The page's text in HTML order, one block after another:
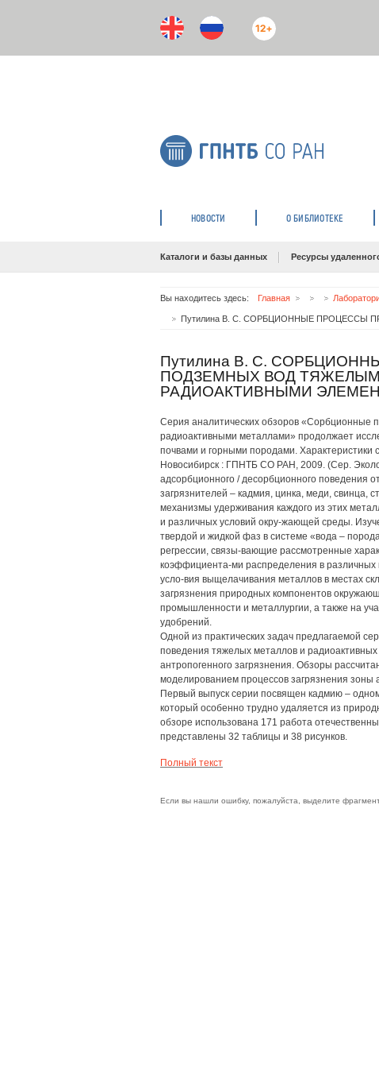
12+
НОВОСТИ О БИБЛИОТЕКЕ
Каталоги и базы данных Ресурсы
Вы находитесь здесь: Главная
Путилина В. С.
ПОДЗЕМНЫХ ВОД
РАДИОАКТИВНЫМИ
Серия аналитических обзоров «Сорбционные
радиоактивными металлами» продолжает
почвами и горными породами.
Новосибирск : ГПНТБ СО РАН, 2009. (Сер.
адсорбционного / десорбционного поведения
загрязнителей – кадмия, цинка, меди, свинца,
механизмы удерживания каждого из этих
и различных условий окру-жающей среды.
твердой и жидкой фаз в системе «вода –
регрессии, связы-вающие рассмотренные
коэффициента-ми распределения в
усло-вия выщелачивания металлов в местах
загрязнения природных компонентов
промышленности и металлургии, а также на
удобрений.
Одной из практических задач предлагаемой
поведения тяжелых металлов и
антропогенного загрязнения. Обзоры
моделированием процессов загрязнения зоны
Первый выпуск серии посвящен кадмию –
который особенно трудно удаляется из
обзоре использована 171 работа
представлены 32 таблицы и 38 рисунков.
Полный текст
Если вы нашли ошибку, пожалуйста, выделите